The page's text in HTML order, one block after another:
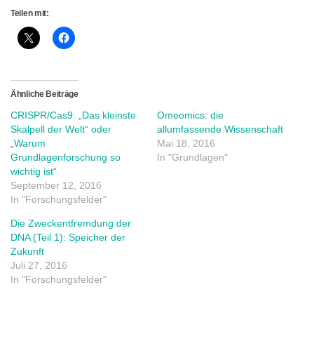
Teilen mit:
Ähnliche Beiträge
CRISPR/Cas9: „Das kleinste
Skalpell der Welt“ oder
„Warum
Grundlagenforschung so
wichtig ist“
September 12, 2016
In "Forschungsfelder"
Omeomics: die
allumfassende Wissenschaft
Mai 18, 2016
In "Grundlagen"
Die Zweckentfremdung der
DNA (Teil 1): Speicher der
Zukunft
Juli 27, 2016
In "Forschungsfelder"